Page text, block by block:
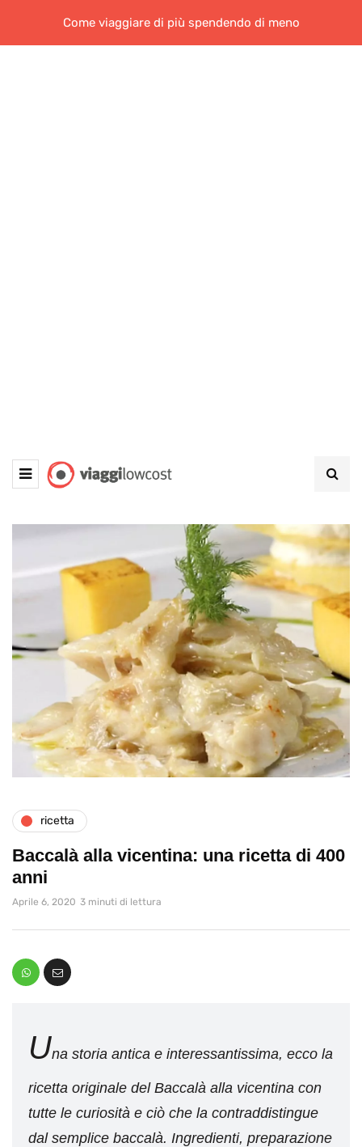
Come viaggiare di più spendendo di meno
ricetta
Baccalà alla vicentina: una ricetta di 400
anni
Aprile 6, 2020 3 minuti di lettura
Una storia antica e interessantissima, ecco la
ricetta originale del Baccalà alla vicentina con
tutte le curiosità e ciò che la contraddistingue
dal semplice baccalà. Ingredienti, preparazione